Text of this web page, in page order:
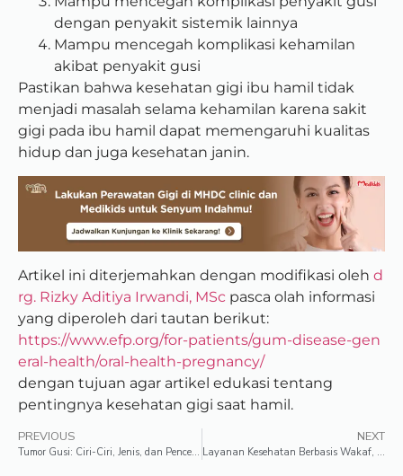
dengan penyakit sistemik lainnya
Mampu mencegah komplikasi kehamilan
akibat penyakit gusi
Pastikan bahwa kesehatan gigi ibu hamil tidak
menjadi masalah selama kehamilan karena sakit
gigi pada ibu hamil dapat memengaruhi kualitas
hidup dan juga kesehatan janin.
Artikel ini diterjemahkan dengan modifikasi oleh d
rg. Rizky Aditiya Irwandi, MSc pasca olah informasi
yang diperoleh dari tautan berikut:
https://www.efp.org/for-patients/gum-disease-gen
eral-health/oral-health-pregnancy/
dengan tujuan agar artikel edukasi tentang
pentingnya kesehatan gigi saat hamil.
PREVIOUS
Tumor Gusi: Ciri-Ciri, Jenis, dan Pencegahannya
NEXT
Layanan Kesehatan Berbasis Wakaf, Keunikan Medikids Wakaf Surabaya